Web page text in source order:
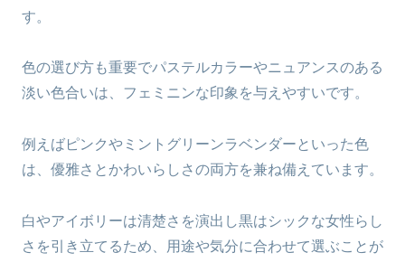
す。
色の選び方も重要でパステルカラーやニュアンスのある
淡い色合いは、フェミニンな印象を与えやすいです。
例えばピンクやミントグリーンラベンダーといった色
は、優雅さとかわいらしさの両方を兼ね備えています。
白やアイボリーは清楚さを演出し黒はシックな女性らし
さを引き立てるため、用途や気分に合わせて選ぶことが